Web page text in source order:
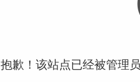
抱歉！该站点已经被管理